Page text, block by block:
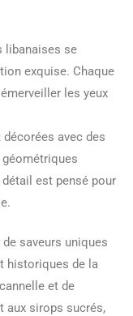
libanaises se
exquise. Chaque
les yeux
avec des
est pensé pour
saveurs uniques
historiques de la
et de
aux sirops sucrés,